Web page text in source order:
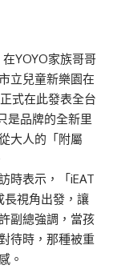
YOYO家族哥哥
立兒童新樂園在
式在此發表全台
是品牌的全新里
大人的「附屬
時表示，「iEAT
長視角出發，讓
副總強調，當孩
待時，那種被重
。